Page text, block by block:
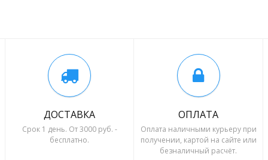
ДОСТАВКА
Срок 1 день. От 3000 руб. -
бесплатно.
ОПЛАТА
Оплата наличными курьеру при
получении, картой на сайте или
безналичный расчёт.